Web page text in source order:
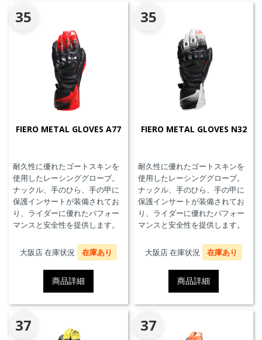
35
FIERO METAL GLOVES A77
耐久性に優れたゴートスキンを
使用したレーシンググローブ。
ナックル、手のひら、手の甲に
保護インサートが装備されてお
り、ライダーに優れたパフォー
マンスと安全性を提供します。
大阪店 在庫状況 在庫あり
商品詳細
35
FIERO METAL GLOVES N32
耐久性に優れたゴートスキンを
使用したレーシンググローブ。
ナックル、手のひら、手の甲に
保護インサートが装備されてお
り、ライダーに優れたパフォー
マンスと安全性を提供します。
大阪店 在庫状況 在庫あり
商品詳細
37 37